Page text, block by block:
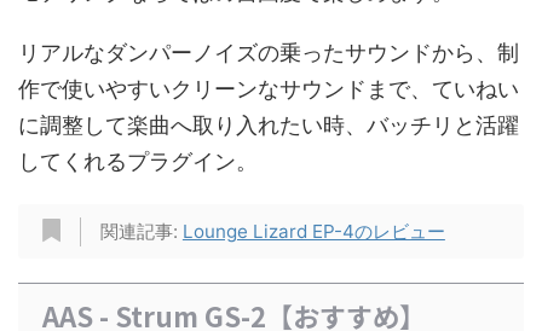
リアルなダンパーノイズの乗ったサウンドから、制
作で使いやすいクリーンなサウンドまで、ていねい
に調整して楽曲へ取り入れたい時、バッチリと活躍
してくれるプラグイン。
関連記事: Lounge Lizard EP-4のレビュー
AAS - Strum GS-2【おすすめ】